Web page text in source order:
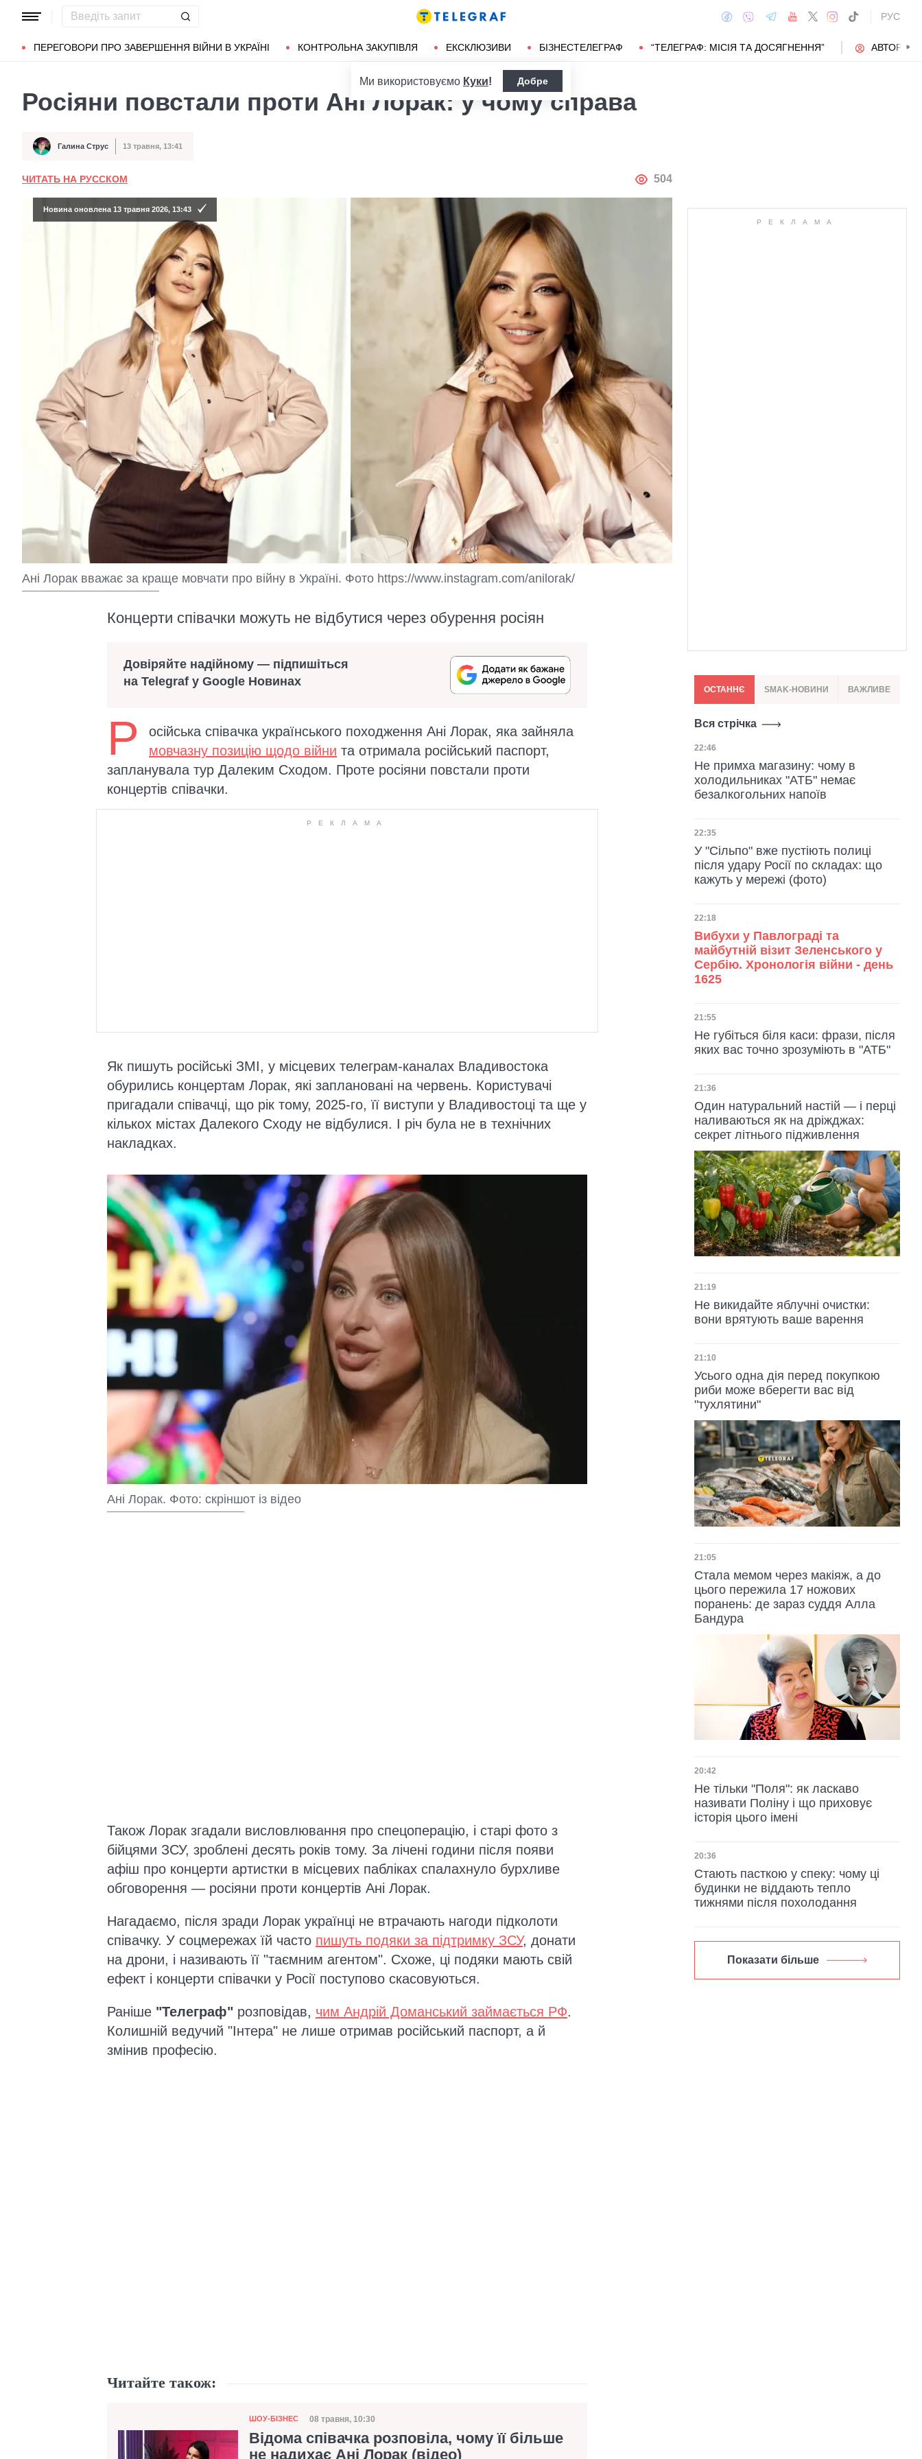
РУС
ПЕРЕГОВОРИ ПРО ЗАВЕРШЕННЯ ВІЙНИ В УКРАЇНІ КОНТРОЛЬНА ЗАКУПІВЛЯ ЕКСКЛЮЗИВИ БІЗНЕСТЕЛЕГРАФ “ТЕЛЕГРАФ: МІСІЯ ТА ДОСЯГНЕННЯ” АВТОРИ
Популярні запити Маріуполь Донбас
Ми використовуємо Куки! Добре
Росіяни повстали проти Ані Лорак: у чому справа
Автор Галина Струс
Дата публікації 13 травня, 13:41
ЧИТАТЬ НА РУССКОМ АВТОР
504
Новина оновлена 13 травня 2026, 13:43
Ані Лорак вважає за краще мовчати про війну в Україні. Фото https://www.instagram.com/anilorak/
Концерти співачки можуть не відбутися через обурення росіян
Довіряйте надійному — підпишіться
на Telegraf у Google Новинах
Р
осійська співачка українського походження Ані Лорак, яка зайняла
мовчазну позицію щодо війни та отримала російський паспорт,
запланувала тур Далеким Сходом. Проте росіяни повстали проти
концертів співачки.
Як пишуть російські ЗМІ, у місцевих телеграм-каналах Владивостока
обурились концертам Лорак, які заплановані на червень. Користувачі
пригадали співачці, що рік тому, 2025-го, її виступи у Владивостоці та ще у
кількох містах Далекого Сходу не відбулися. І річ була не в технічних
накладках.
Ані Лорак. Фото: скріншот із відео
Також Лорак згадали висловлювання про спецоперацію, і старі фото з
бійцями ЗСУ, зроблені десять років тому. За лічені години після появи
афіш про концерти артистки в місцевих пабліках спалахнуло бурхливе
обговорення — росіяни проти концертів Ані Лорак.
Нагадаємо, після зради Лорак українці не втрачають нагоди підколоти
співачку. У соцмережах їй часто пишуть подяки за підтримку ЗСУ, донати
на дрони, і називають її "таємним агентом". Схоже, ці подяки мають свій
ефект і концерти співачки у Росії поступово скасовуються.
Раніше "Телеграф" розповідав, чим Андрій Доманський займається РФ.
Колишній ведучий "Інтера" не лише отримав російський паспорт, а й
змінив професію.
Читайте також:
Категорія
ШОУ-БІЗНЕС Дата публікації
08 травня, 10:30
Відома співачка розповіла, чому її більше
не надихає Ані Лорак (відео)
ОСТАННЄ SMAK-НОВИНИ ВАЖЛИВЕ
Вся стрічка
Дата публікації
22:46
Не примха магазину: чому в
холодильниках "АТБ" немає
безалкогольних напоїв
Дата публікації
22:35
У "Сільпо" вже пустіють полиці
після удару Росії по складах: що
кажуть у мережі (фото)
Дата публікації
22:18
Вибухи у Павлограді та
майбутній візит Зеленського у
Сербію. Хронологія війни - день
1625
Дата публікації
21:55
Не губіться біля каси: фрази, після
яких вас точно зрозуміють в "АТБ"
Дата публікації
21:36
Один натуральний настій — і перці
наливаються як на дріжджах:
секрет літнього підживлення
Дата публікації
21:19
Не викидайте яблучні очистки:
вони врятують ваше варення
Дата публікації
21:10
Усього одна дія перед покупкою
риби може вберегти вас від
"тухлятини"
Дата публікації
21:05
Стала мемом через макіяж, а до
цього пережила 17 ножових
поранень: де зараз суддя Алла
Бандура
Дата публікації
20:42
Не тільки "Поля": як ласкаво
називати Поліну і що приховує
історія цього імені
Дата публікації
20:36
Стають пасткою у спеку: чому ці
будинки не віддають тепло
тижнями після похолодання
Показати більше